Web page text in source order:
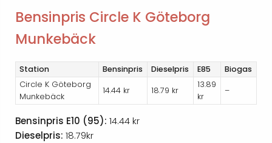
Bensinpris Circle K Göteborg
Munkebäck
Station Bensinpris Dieselpris E85
Biogas
Circle K Göteborg
Munkebäck
14.44 kr 18.79 kr
13.89
kr
–
Bensinpris E10 (95): 14.44 kr
Dieselpris: 18.79kr